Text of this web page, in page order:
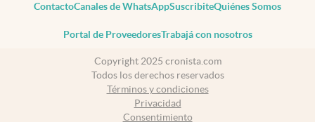
ContactoCanales de WhatsAppSuscribiteQuiénes Somos
Portal de ProveedoresTrabajá con nosotros
Copyright 2025 cronista.com
Todos los derechos reservados
Términos y condiciones
Privacidad
Consentimiento